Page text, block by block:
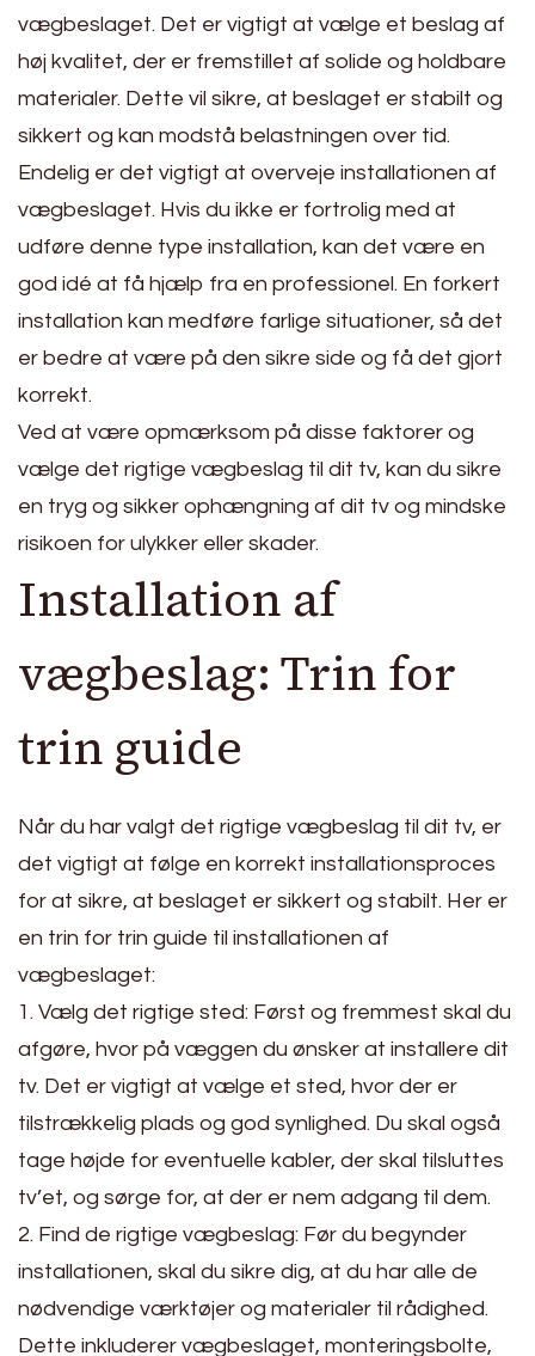
vægbeslaget. Det er vigtigt at vælge et beslag af
høj kvalitet, der er fremstillet af solide og holdbare
materialer. Dette vil sikre, at beslaget er stabilt og
sikkert og kan modstå belastningen over tid.
Endelig er det vigtigt at overveje installationen af
vægbeslaget. Hvis du ikke er fortrolig med at
udføre denne type installation, kan det være en
god idé at få hjælp fra en professionel. En forkert
installation kan medføre farlige situationer, så det
er bedre at være på den sikre side og få det gjort
korrekt.
Ved at være opmærksom på disse faktorer og
vælge det rigtige vægbeslag til dit tv, kan du sikre
en tryg og sikker ophængning af dit tv og mindske
risikoen for ulykker eller skader.
Installation af
vægbeslag: Trin for
trin guide
Når du har valgt det rigtige vægbeslag til dit tv, er
det vigtigt at følge en korrekt installationsproces
for at sikre, at beslaget er sikkert og stabilt. Her er
en trin for trin guide til installationen af
vægbeslaget:
1. Vælg det rigtige sted: Først og fremmest skal du
afgøre, hvor på væggen du ønsker at installere dit
tv. Det er vigtigt at vælge et sted, hvor der er
tilstrækkelig plads og god synlighed. Du skal også
tage højde for eventuelle kabler, der skal tilsluttes
tv’et, og sørge for, at der er nem adgang til dem.
2. Find de rigtige vægbeslag: Før du begynder
installationen, skal du sikre dig, at du har alle de
nødvendige værktøjer og materialer til rådighed.
Dette inkluderer vægbeslaget, monteringsbolte,